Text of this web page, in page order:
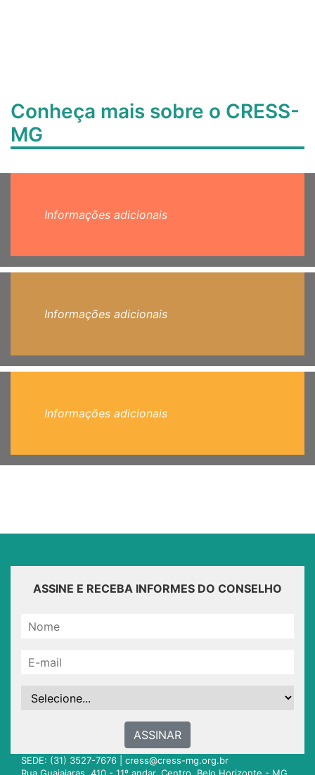
Conheça mais sobre o CRESS-
MG
Informações adicionais
Informações adicionais
Informações adicionais
ASSINE E RECEBA INFORMES DO CONSELHO
ASSINAR
SEDE: (31) 3527-7676 | cress@cress-mg.org.br